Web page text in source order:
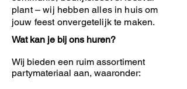
plant – wij hebben alles in huis om
jouw feest onvergetelijk te maken.
Wat kan je bij ons huren?
Wij bieden een ruim assortiment
partymateriaal aan, waaronder: